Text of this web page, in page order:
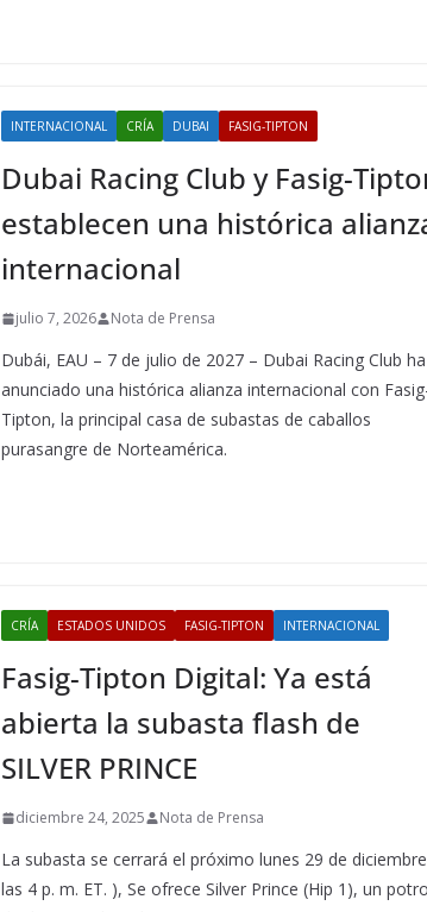
INTERNACIONAL CRÍA DUBAI FASIG-TIPTON
Dubai Racing Club y Fasig-
establecen una histórica
internacional
julio 7, 2026 Nota de Prensa
Dubái, EAU – 7 de julio de 2027 – Dubai Racing Club ha
anunciado una histórica alianza internacional con
Tipton, la principal casa de subastas de caballos
purasangre de Norteamérica.
CRÍA ESTADOS UNIDOS FASIG-TIPTON INTERNACIONAL
Fasig-Tipton Digital: Ya está
abierta la subasta flash de
SILVER PRINCE
diciembre 24, 2025 Nota de Prensa
La subasta se cerrará el próximo lunes 29 de
las 4 p. m. ET. ), Se ofrece Silver Prince (Hip 1), un